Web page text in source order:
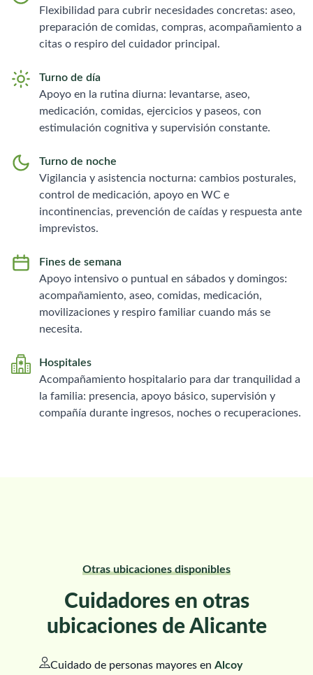
Flexibilidad para cubrir necesidades concretas: aseo,
preparación de comidas, compras, acompañamiento a
citas o respiro del cuidador principal.
Turno de día
Apoyo en la rutina diurna: levantarse, aseo,
medicación, comidas, ejercicios y paseos, con
estimulación cognitiva y supervisión constante.
Turno de noche
Vigilancia y asistencia nocturna: cambios posturales,
control de medicación, apoyo en WC e
incontinencias, prevención de caídas y respuesta ante
imprevistos.
Fines de semana
Apoyo intensivo o puntual en sábados y domingos:
acompañamiento, aseo, comidas, medicación,
movilizaciones y respiro familiar cuando más se
necesita.
Hospitales
Acompañamiento hospitalario para dar tranquilidad a
la familia: presencia, apoyo básico, supervisión y
compañía durante ingresos, noches o recuperaciones.
Otras ubicaciones disponibles
Cuidadores en otras
ubicaciones de Alicante
Cuidado de personas mayores en Alcoy